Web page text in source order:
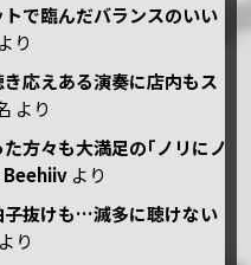
で臨んだバランスのいい
より
応えある演奏に店内もス
より
方々も大満足の｢ノリにノ
Beehiiv より
抜けも…滅多に聴けない
より